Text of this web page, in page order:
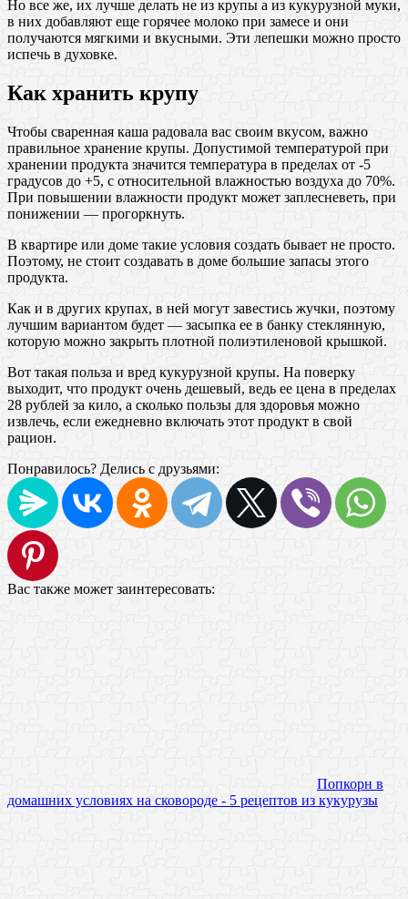
Но все же, их лучше делать не из крупы а из кукурузной муки,
в них добавляют еще горячее молоко при замесе и они
получаются мягкими и вкусными. Эти лепешки можно просто
испечь в духовке.
Как хранить крупу
Чтобы сваренная каша радовала вас своим вкусом, важно
правильное хранение крупы. Допустимой температурой при
хранении продукта значится температура в пределах от -5
градусов до +5, с относительной влажностью воздуха до 70%.
При повышении влажности продукт может заплесневеть, при
понижении — прогоркнуть.
В квартире или доме такие условия создать бывает не просто.
Поэтому, не стоит создавать в доме большие запасы этого
продукта.
Как и в других крупах, в ней могут завестись жучки, поэтому
лучшим вариантом будет — засыпка ее в банку стеклянную,
которую можно закрыть плотной полиэтиленовой крышкой.
Вот такая польза и вред кукурузной крупы. На поверку
выходит, что продукт очень дешевый, ведь ее цена в пределах
28 рублей за кило, а сколько пользы для здоровья можно
извлечь, если ежедневно включать этот продукт в свой
рацион.
Понравилось? Делись с друзьями:
Вас также может заинтересовать:
Попкорн в
домашних условиях на сковороде - 5 рецептов из кукурузы